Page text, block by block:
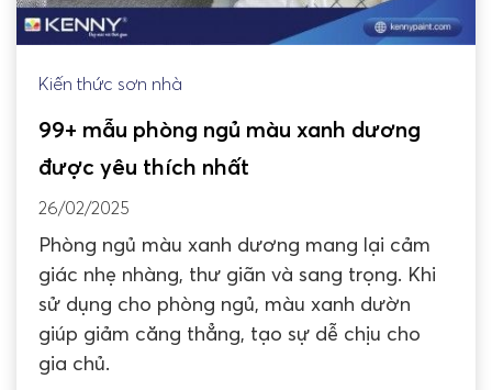
Kiến thức sơn nhà
99+ mẫu phòng ngủ màu xanh dương
được yêu thích nhất
26/02/2025
Phòng ngủ màu xanh dương mang lại cảm
giác nhẹ nhàng, thư giãn và sang trọng. Khi
sử dụng cho phòng ngủ, màu xanh dườn
giúp giảm căng thẳng, tạo sự dễ chịu cho
gia chủ.